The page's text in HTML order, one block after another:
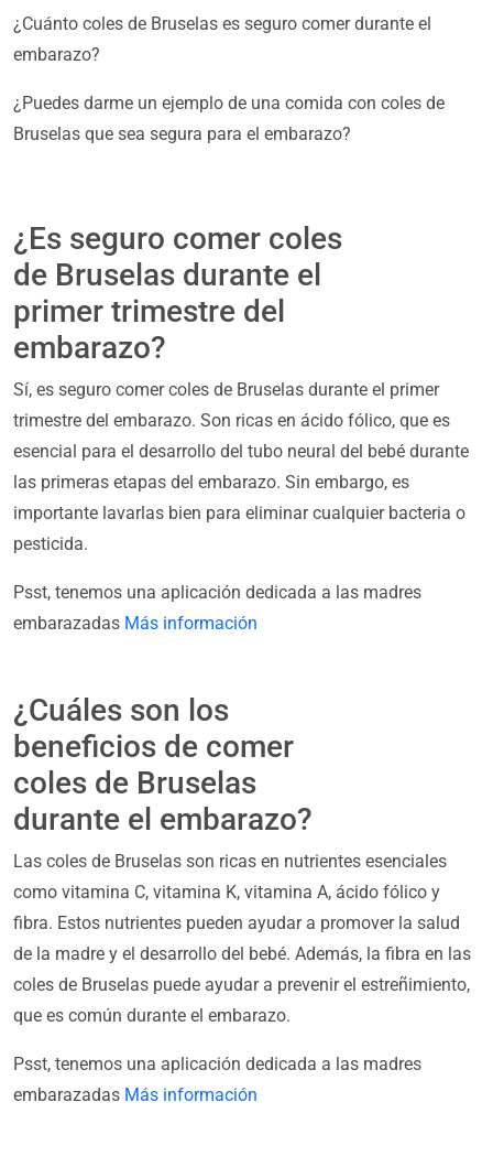
¿Cuánto coles de Bruselas es seguro comer durante el
embarazo?
¿Puedes darme un ejemplo de una comida con coles de
Bruselas que sea segura para el embarazo?
¿Es seguro comer coles
de Bruselas durante el
primer trimestre del
embarazo?
Sí, es seguro comer coles de Bruselas durante el primer
trimestre del embarazo. Son ricas en ácido fólico, que es
esencial para el desarrollo del tubo neural del bebé durante
las primeras etapas del embarazo. Sin embargo, es
importante lavarlas bien para eliminar cualquier bacteria o
pesticida.
Psst, tenemos una aplicación dedicada a las madres
embarazadas Más información
¿Cuáles son los
beneficios de comer
coles de Bruselas
durante el embarazo?
Las coles de Bruselas son ricas en nutrientes esenciales
como vitamina C, vitamina K, vitamina A, ácido fólico y
fibra. Estos nutrientes pueden ayudar a promover la salud
de la madre y el desarrollo del bebé. Además, la fibra en las
coles de Bruselas puede ayudar a prevenir el estreñimiento,
que es común durante el embarazo.
Psst, tenemos una aplicación dedicada a las madres
embarazadas Más información